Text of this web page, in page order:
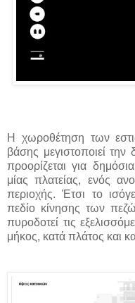
Η χωροθέτηση των
βάσης μεγιστοποιεί την
προορίζεται για
μίας πλατείας, ενός
περιοχής. Έτσι το
πεδίο κίνησης των
πυροδοτεί τις
μήκος, κατά πλάτος και